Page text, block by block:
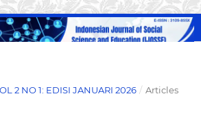
2 NO 1: EDISI JANUARI 2026 / Articles